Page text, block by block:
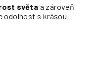
světa a zároveň
s krásou –